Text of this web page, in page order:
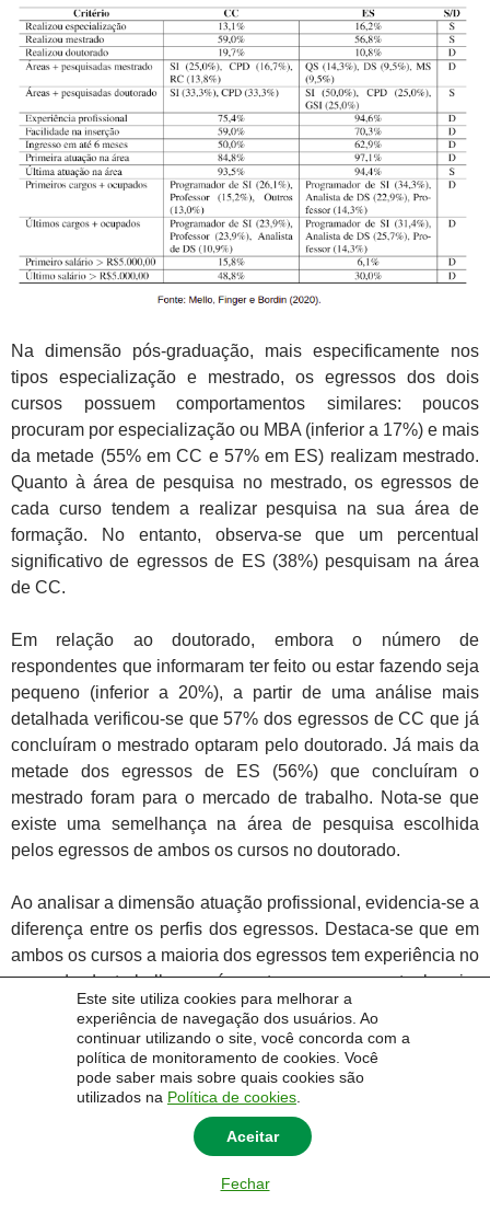
Este site utiliza cookies para melhorar a
experiência de navegação dos usuários. Ao
continuar utilizando o site, você concorda com a
política de monitoramento de cookies. Você
pode saber mais sobre quais cookies são
utilizados na Política de cookies
Aceitar
Fechar
Na dimensão pós-graduação, mais especificamente nos
tipos especialização e mestrado, os egressos dos dois
cursos possuem comportamentos similares: poucos
procuram por especialização ou MBA (inferior a 17%) e mais
da metade (55% em CC e 57% em ES) realizam mestrado.
Quanto à área de pesquisa no mestrado, os egressos de
cada curso tendem a realizar pesquisa na sua área de
formação. No entanto, observa-se que um percentual
significativo de egressos de ES (38%) pesquisam na área
de CC.
Em relação ao doutorado, embora o número de
respondentes que informaram ter feito ou estar fazendo seja
pequeno (inferior a 20%), a partir de uma análise mais
detalhada verificou-se que 57% dos egressos de CC que já
concluíram o mestrado optaram pelo doutorado. Já mais da
metade dos egressos de ES (56%) que concluíram o
mestrado foram para o mercado de trabalho. Nota-se que
existe uma semelhança na área de pesquisa escolhida
pelos egressos de ambos os cursos no doutorado.
Ao analisar a dimensão atuação profissional, evidencia-se a
diferença entre os perfis dos egressos. Destaca-se que em
ambos os cursos a maioria dos egressos tem experiência no
mercado de trabalho, porém nota-se um percentual maior
entre os egressos de ES (94,6%). Além disso, a inserção no
mercado de trabalho foi considerada mais fácil por egressos
de ES do que CC, o que pode estar associado aos
seguintes fatores: (1) rápida colocação; (2) realização de
estágio obrigatório; e (3) adoção da metodologia
Aprendizagem Baseada em Problemas (ABP) no currículo.
ocupados pelos egressos sejam os mesmos, o percentual